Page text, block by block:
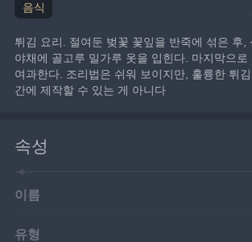
음식
튀김 요리. 절여둔 벚꽃 꽃잎을 반죽에 섞은 후,
야채에 골고루 밀가루 옷을 입힌다. 마지막으로
여과한다. 조리법은 쉬워 보이지만, 훌륭한 튀
간에 제작할 수 있는 게 아니다
속성
이름
유형